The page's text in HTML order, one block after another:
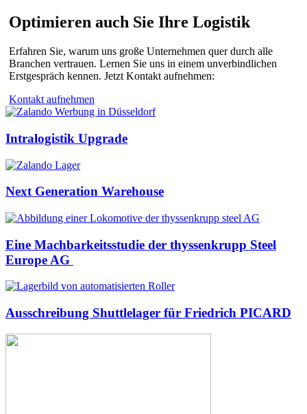
Optimieren auch Sie Ihre Logistik
Erfahren Sie, warum uns große Unternehmen quer durch alle
Branchen vertrauen. Lernen Sie uns in einem unverbindlichen
Erstgespräch kennen. Jetzt Kontakt aufnehmen:
Kontakt aufnehmen
Intralogistik Upgrade
Next Generation Warehouse
Eine Machbarkeitsstudie der thyssenkrupp Steel
Europe AG
Ausschreibung Shuttlelager für Friedrich PICARD